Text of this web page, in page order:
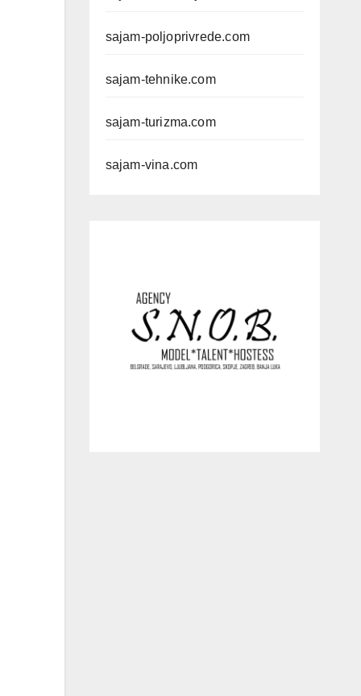
sajam-poljoprivrede.com
sajam-tehnike.com
sajam-turizma.com
sajam-vina.com